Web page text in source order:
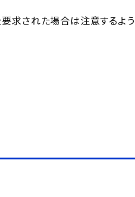
求された場合は注意するよう